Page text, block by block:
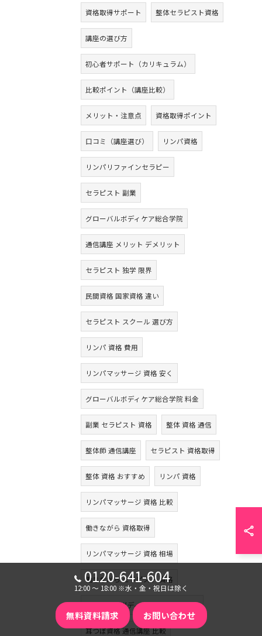
資格取得サポート 整体セラピスト資格
講座の選び方
初心者サポート（カリキュラム）
比較ポイント（講座比較）
メリット・注意点 資格取得ポイント
口コミ（講座選び） リンパ資格
リンパリファインセラピー
セラピスト 副業
グローバルボディケア総合学院
通信講座 メリット デメリット
セラピスト 独学 限界
民間資格 国家資格 違い
セラピスト スクール 選び方
リンパ 資格 費用
リンパマッサージ 資格 安く
グローバルボディケア総合学院 料金
副業 セラピスト 資格 整体 資格 通信
整体師 通信講座 セラピスト 資格取得
整体 資格 おすすめ リンパ 資格
リンパマッサージ 資格 比較
働きながら 資格取得
リンパマッサージ 資格 相場
働きながら セラピスト 資格
グローバルボディケア総合学院 評判
耳つぼ資格 通信講座 比較
0120-641-604
12:00 〜 18:00 ※水・金・祝日は除く
無料資料請求 お問い合わせ